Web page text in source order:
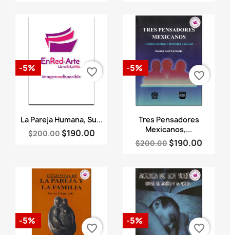
Vista rápida
La Pareja Humana, Su...
$200.00 $190.00
-5% favorite_border
Vista rápida
Tres Pensadores
Mexicanos,...
$200.00 $190.00
-5%
favorite_border
-5%
favorite_border
-5%
favorite_border